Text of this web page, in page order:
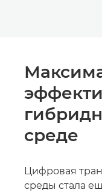
среде
Цифровая
среды стала